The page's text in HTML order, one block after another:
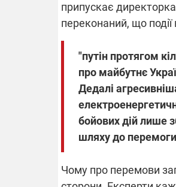
припускає
переконаний, що події
"путін протягом
про майбутнє
Дедалі
бойових дій лише
шляху до
Чому про перемови